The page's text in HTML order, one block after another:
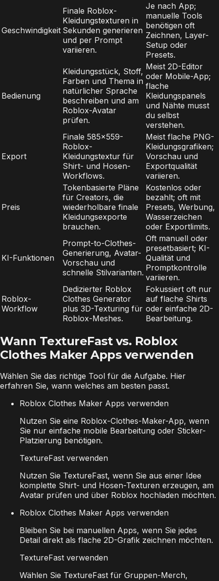
Geschwindigkeit
Finale Roblox-
Kleidungstexturen in
Sekunden generieren
und per Prompt
variieren.
Je nach App;
manuelle Tools
benötigen oft
Zeichnen, Layer-
Setup oder
Presets.
Bedienung
Kleidungsstück, Stoff,
Farben und Thema in
natürlicher Sprache
beschreiben und am
Roblox-Avatar
prüfen.
Meist 2D-Editor
oder Mobile-App;
flache
Kleidungspanels
und Nähte musst
du selbst
verstehen.
Export
Finale 585x559-
Roblox-
Kleidungstextur für
Shirt- und Hosen-
Workflows.
Meist flache PNG-
Kleidungsgrafiken;
Vorschau und
Exportqualität
variieren.
Preis
Tokenbasierte Pläne
für Creators, die
wiederholbare finale
Kleidungsexporte
brauchen.
Kostenlos oder
bezahlt; oft mit
Presets, Werbung,
Wasserzeichen
oder Exportlimits.
KI-Funktionen
Prompt-to-Clothes-
Generierung, Avatar-
Vorschau und
schnelle Stilvarianten.
Oft manuell oder
presetbasiert; KI-
Qualität und
Promptkontrolle
variieren.
Roblox-
Workflow
Dedizierter Roblox
Clothes Generator
plus 3D-Texturing für
Roblox-Meshes.
Fokussiert oft nur
auf flache Shirts
oder einfache 2D-
Bearbeitung.
Wann TextureFast vs. Roblox
Clothes Maker Apps verwenden
Wählen Sie das richtige Tool für die Aufgabe. Hier
erfahren Sie, wann welches am besten passt.
Roblox Clothes Maker Apps verwenden
Nutzen Sie eine Roblox-Clothes-Maker-App, wenn
Sie nur einfache mobile Bearbeitung oder Sticker-
Platzierung benötigen.
TextureFast verwenden
Nutzen Sie TextureFast, wenn Sie aus einer Idee
komplette Shirt- und Hosen-Texturen erzeugen, am
Avatar prüfen und über Roblox hochladen möchten.
Roblox Clothes Maker Apps verwenden
Bleiben Sie bei manuellen Apps, wenn Sie jedes
Detail direkt als flache 2D-Grafik zeichnen möchten.
TextureFast verwenden
Wählen Sie TextureFast für Gruppen-Merch,